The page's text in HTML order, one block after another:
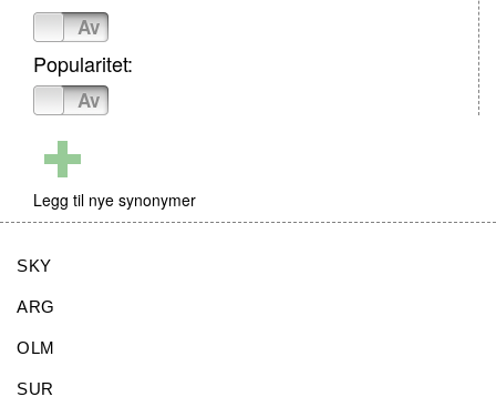
Av
Popularitet:
Av
Legg til nye synonymer
SKY
ARG
OLM
SUR